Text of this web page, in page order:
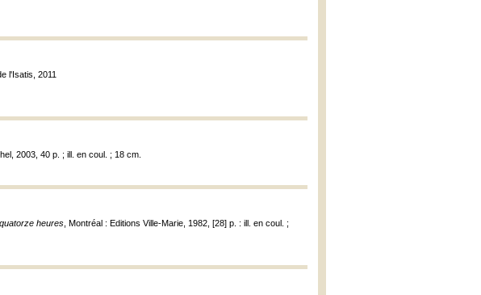
l'Isatis, 2011
2003, 40 p. ; ill. en coul. ; 18 cm.
heures , Montréal : Editions Ville-Marie, 1982, [28] p. : ill. en coul. ;